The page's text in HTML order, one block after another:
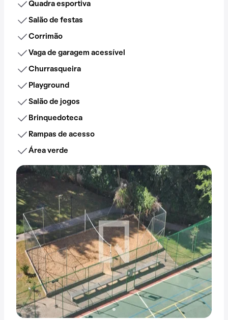
Quadra esportiva
Salão de festas
Corrimão
Vaga de garagem acessível
Churrasqueira
Playground
Salão de jogos
Brinquedoteca
Rampas de acesso
Área verde